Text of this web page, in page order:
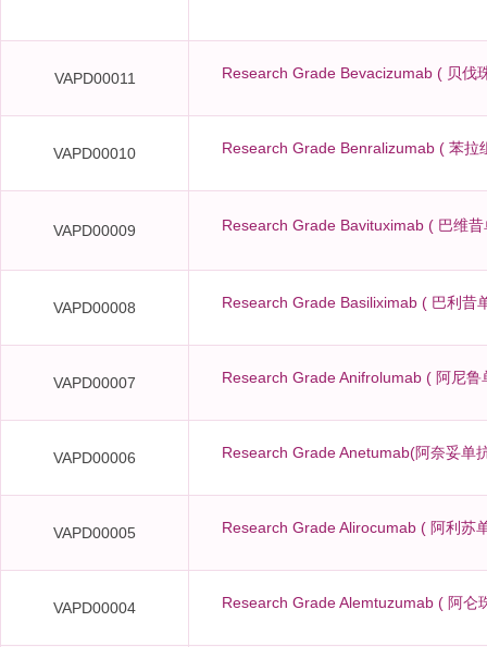
VAPD00011 Research Grade Bevacizumab ( 贝伐
VAPD00010 Research Grade Benralizumab ( 苯拉
VAPD00009 Research Grade Bavituximab ( 巴维
VAPD00008 Research Grade Basiliximab ( 巴利昔
VAPD00007 Research Grade Anifrolumab ( 阿尼鲁
VAPD00006 Research Grade Anetumab(阿奈妥单
VAPD00005 Research Grade Alirocumab ( 阿利苏
VAPD00004 Research Grade Alemtuzumab ( 阿仑